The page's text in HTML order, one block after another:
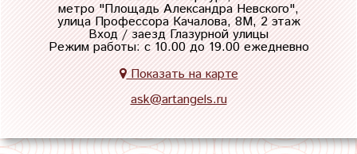
метро "Площадь Александра Невского",
улица Профессора Качалова, 8М, 2 этаж
Вход / заезд Глазурной улицы
Режим работы: с 10.00 до 19.00 ежедневно
Показать на карте
ask@artangels.ru